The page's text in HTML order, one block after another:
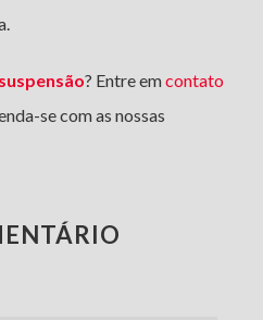
? Entre emcontato
se com as nossas